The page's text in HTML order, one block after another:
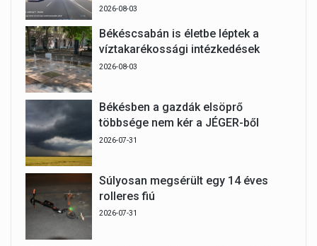
2026-08-03
Békéscsabán is életbe léptek a
víztakarékossági intézkedések
2026-08-03
Békésben a gazdák elsöprő
többsége nem kér a JÉGER-ből
2026-07-31
Súlyosan megsérült egy 14 éves
rolleres fiú
2026-07-31